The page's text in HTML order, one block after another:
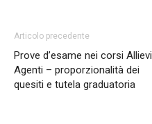
Articolo precedente
Prove d’esame nei corsi Allievi
Agenti – proporzionalità dei
quesiti e tutela graduatoria